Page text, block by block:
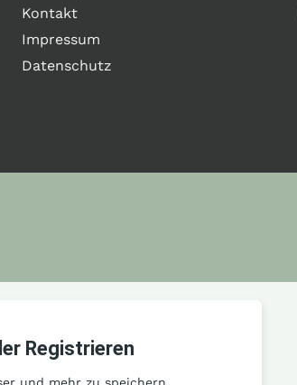
Kontakt
Impressum
Datenschutz
Registrieren
und mehr zu speichern